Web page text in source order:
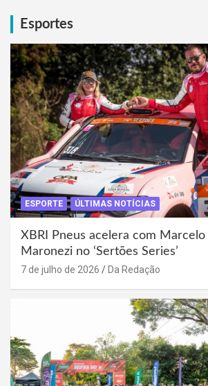
Esportes
ESPORTE ÚLTIMAS NOTÍCIAS
XBRI Pneus acelera com Marcelo
Maronezi no ‘Sertões Series’
7 de julho de 2026 Da Redação